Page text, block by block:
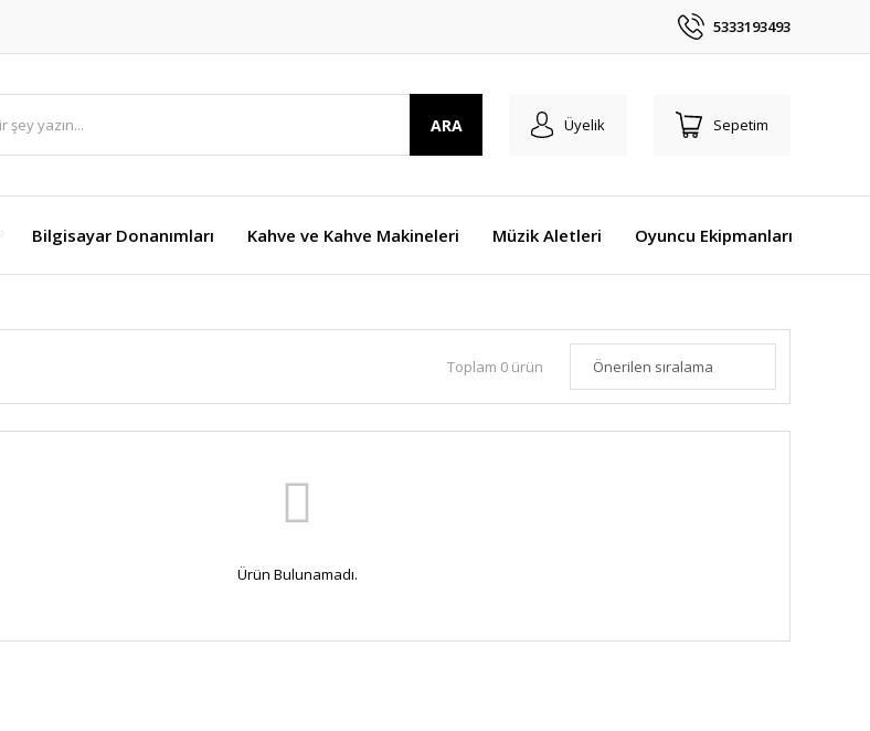
5333193493
ARA Üyelik Sepetim
Bilgisayar Donanımları Kahve ve Kahve Makineleri Müzik Aletleri Oyuncu Ekipmanları
Toplam 0 ürün
Ürün Bulunamadı.